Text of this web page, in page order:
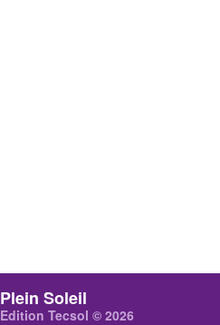
Plein Soleil
Edition Tecsol © 2026